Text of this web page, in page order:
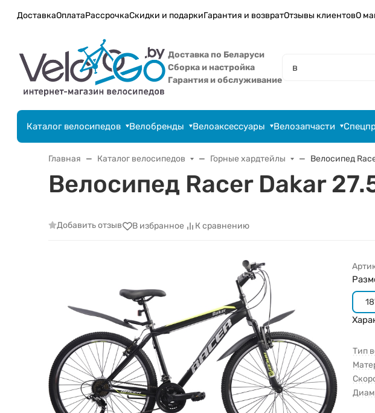
ДоставкаОплатаРассрочкаСкидки и подаркиГарантия и возвратОтзывы клиентовО
Доставка по Беларуси
Сборка и настройка
Гарантия и обслуживание
Каталог велосипедов Велобренды Велоаксессуары Велозапчасти
Главная Каталог велосипедов Горные хардтейлы Велосипед
Велосипед Racer Dakar
Добавить отзыв В избранное К сравнению
Тип